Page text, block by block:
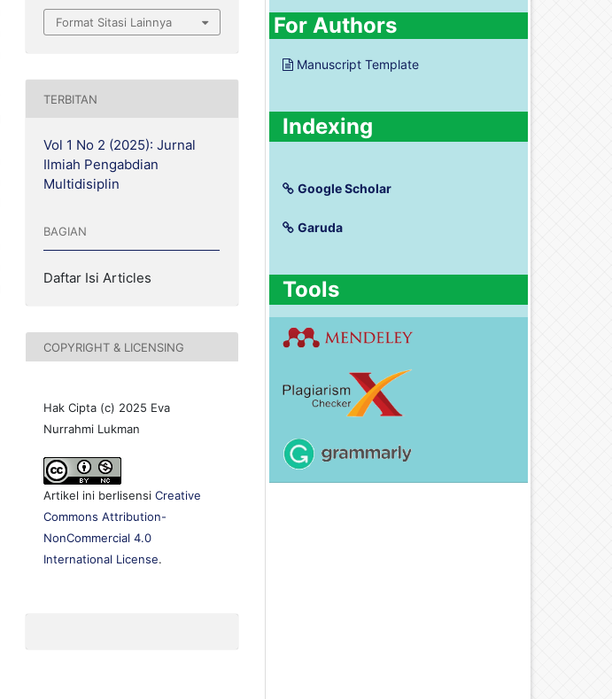
Format Sitasi Lainnya
TERBITAN
Vol 1 No 2 (2025): Jurnal
Ilmiah Pengabdian
Multidisiplin
BAGIAN
Daftar Isi Articles
COPYRIGHT & LICENSING
Hak Cipta (c) 2025 Eva
Nurrahmi Lukman
Artikel ini berlisensiCreative
Commons Attribution-
NonCommercial 4.0
International License.
For Authors
Manuscript Template
Indexing
Google Scholar
Garuda
Tools